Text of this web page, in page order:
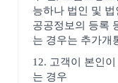
능하나 법인 및
공공정보의 등록
는 경우는 추가개
12. 고객이 본인
는 경우